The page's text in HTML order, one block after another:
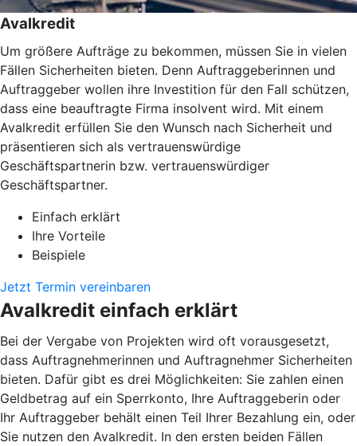
Avalkredit
Um größere Aufträge zu bekommen, müssen Sie in vielen
Fällen Sicherheiten bieten. Denn Auftraggeberinnen und
Auftraggeber wollen ihre Investition für den Fall schützen,
dass eine beauftragte Firma insolvent wird. Mit einem
Avalkredit erfüllen Sie den Wunsch nach Sicherheit und
präsentieren sich als vertrauenswürdige
Geschäftspartnerin bzw. vertrauenswürdiger
Geschäftspartner.
Einfach erklärt
Ihre Vorteile
Beispiele
Jetzt Termin vereinbaren
Avalkredit einfach erklärt
Bei der Vergabe von Projekten wird oft vorausgesetzt,
dass Auftragnehmerinnen und Auftragnehmer Sicherheiten
bieten. Dafür gibt es drei Möglichkeiten: Sie zahlen einen
Geldbetrag auf ein Sperrkonto, Ihre Auftraggeberin oder
Ihr Auftraggeber behält einen Teil Ihrer Bezahlung ein, oder
Sie nutzen den Avalkredit. In den ersten beiden Fällen